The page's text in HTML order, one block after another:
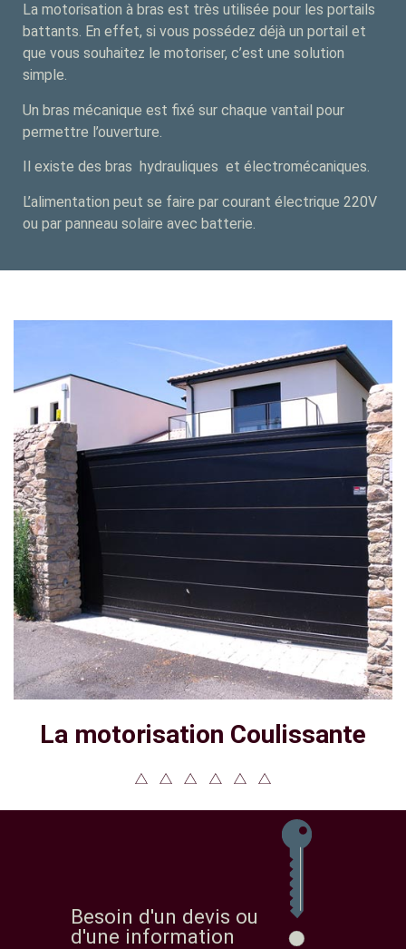
La motorisation à bras est très utilisée pour les portails
battants. En effet, si vous possédez déjà un portail et
que vous souhaitez le motoriser, c’est une solution
simple.
Un bras mécanique est fixé sur chaque vantail pour
permettre l’ouverture.
Il existe des bras hydrauliques et électromécaniques.
L’alimentation peut se faire par courant électrique 220V
ou par panneau solaire avec batterie.
La motorisation Coulissante
Besoin d'un devis ou
d'une information